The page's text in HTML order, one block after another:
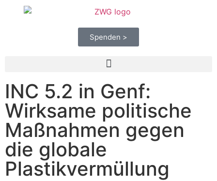
Spenden >
INC 5.2 in Genf:
Wirksame politische
Maßnahmen gegen
die globale
Plastikvermüllung